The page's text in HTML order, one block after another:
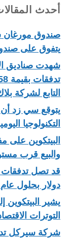
أحدث
صندوق مورغان
يتفوق على
شهدت صناديق
التابع لشركة
يتوقع سي زد
التكنولوجيا
البيتكوين
والبيع قرب
دولار بحلول عام 2035 وفقًا لشركة Chainalysis
يشير
التوترات
شركة سيركل